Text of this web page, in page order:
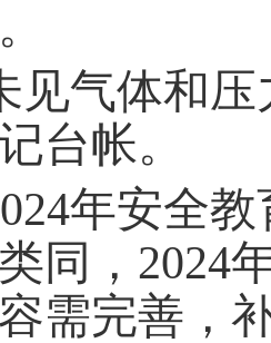
见气体和
台帐。
年安全
同，2024
需完善，